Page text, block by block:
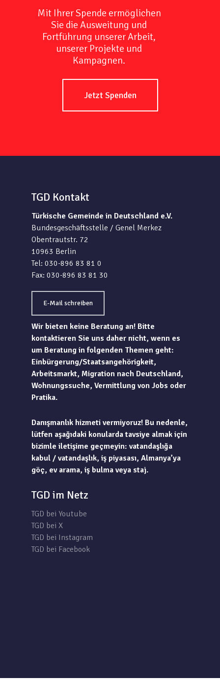
Mit Ihrer Spende ermöglichen
Sie die Ausweitung und
Fortführung unserer Arbeit,
unserer Projekte und
Kampagnen.
Jetzt Spenden
TGD Kontakt
Türkische Gemeinde in Deutschland e.V.
Bundesgeschäftsstelle / Genel Merkez
Obentrautstr. 72
10963 Berlin
Tel: 030-896 83 81 0
Fax: 030-896 83 81 30
E-Mail schreiben
Wir bieten keine Beratung an! Bitte
kontaktieren Sie uns daher nicht, wenn es
um Beratung in folgenden Themen geht:
Einbürgerung/Staatsangehörigkeit,
Arbeitsmarkt, Migration nach Deutschland,
Wohnungssuche, Vermittlung von Jobs oder
Pratika.
Danışmanlık hizmeti vermiyoruz! Bu nedenle,
lütfen aşağıdaki konularda tavsiye almak için
bizimle iletişime geçmeyin: vatandaşlığa
kabul / vatandaşlık, iş piyasası, Almanya’ya
göç, ev arama, iş bulma veya staj.
TGD im Netz
TGD bei Youtube
TGD bei X
TGD bei Instagram
TGD bei Facebook